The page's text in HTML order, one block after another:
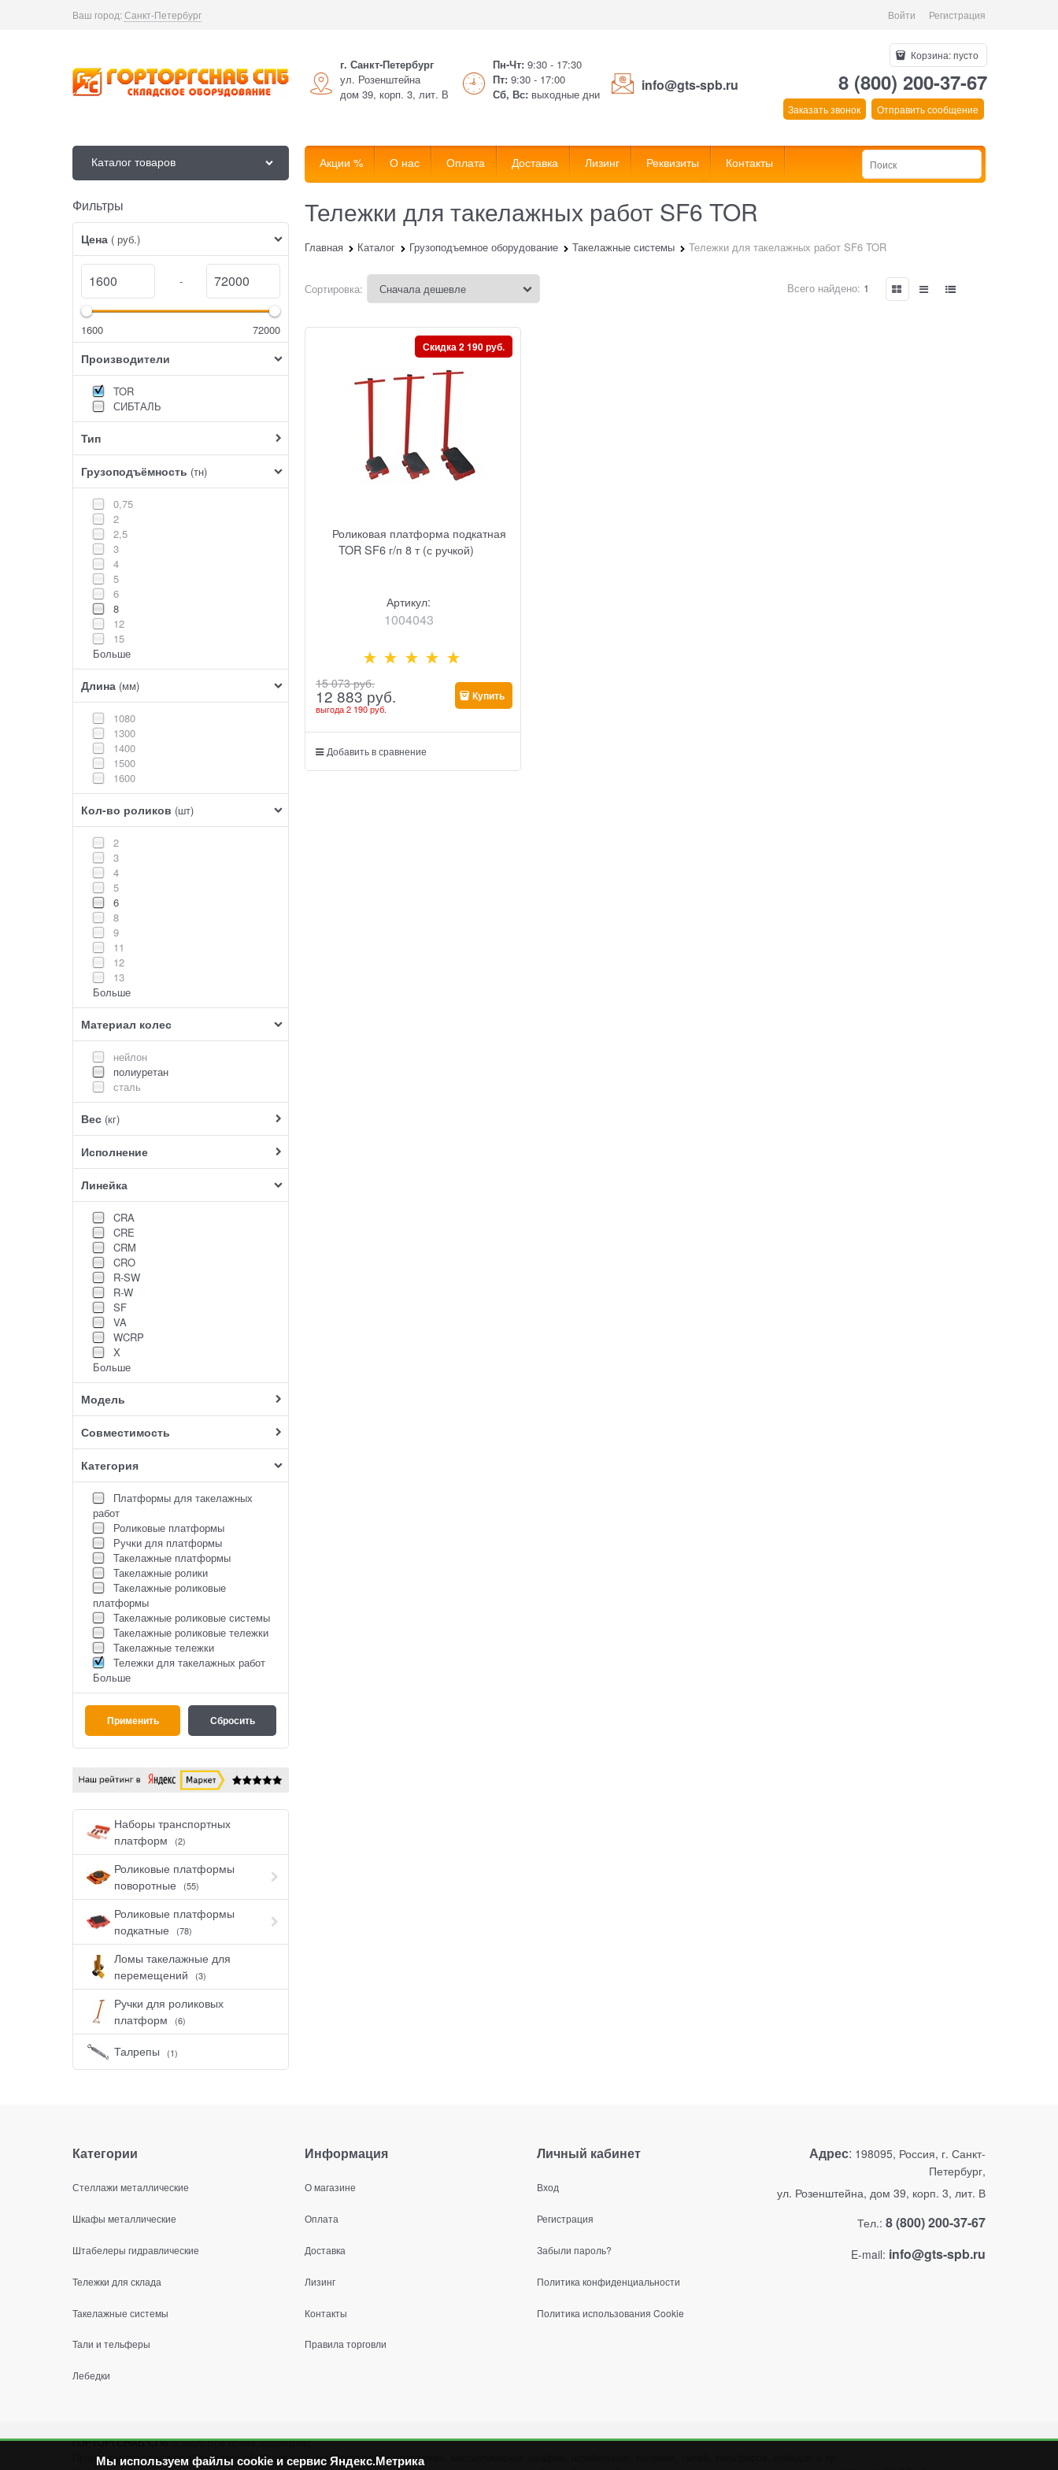
Ваш город:Санкт-Петербург Войти Регистрация
г. Санкт-Петербург
ул. Розенштейна
дом 39, корп. 3, лит. В
Пн-Чт: 9:30 - 17:30
Пт: 9:30 - 17:00
Сб, Вс: выходные дни
info@gts-spb.ru
Корзина:пусто
8 (800) 200-37-67
Заказать звонок Отправить сообщение
Каталог товаров Акции % О нас Оплата Доставка Лизинг Реквизиты Контакты
Наборы транспортных
платформ
(2)
Роликовые платформы
поворотные
(55)
Роликовые платформы
подкатные
(78)
Ломы такелажные для
перемещений
(3)
Ручки для роликовых
платформ
(6)
Талрепы (1)
Фильтры
Цена ( руб.)
-
1600 72000
Производители
TOR
СИБТАЛЬ
Тип
Грузоподъёмность (тн)
0,75
2
2,5
3
4
5
6
8
12
15
Больше
Длина (мм)
1080
1300
1400
1500
1600
Кол-во роликов (шт)
2
3
4
5
6
8
9
11
12
13
Больше
Материал колес
нейлон
полиуретан
сталь
Вес (кг)
Исполнение
Линейка
CRA
CRE
CRM
CRO
R-SW
R-W
SF
VA
WCRP
X
Больше
Модель
Совместимость
Категория
Платформы для такелажных
работ
Роликовые платформы
Ручки для платформы
Такелажные платформы
Такелажные ролики
Такелажные роликовые
платформы
Такелажные роликовые системы
Такелажные роликовые тележки
Такелажные тележки
Тележки для такелажных работ
Больше
Найдено товаров: Тележки для такелажных работ SF6 TOR
Главная Каталог Грузоподъемное оборудование Такелажные системы Тележки для такелажных работ SF6 TOR
Сортировка: Всего найдено: 1
Роликовая платформа подкатная
TOR SF6 г/п 8 т (с ручкой)
Артикул:
1004043
Скидка 2 190 руб.
15 073 руб.
12 883 руб.
выгода2 190 руб.
Купить
Добавить в сравнение
Категории
Стеллажи металлические
Шкафы металлические
Штабелеры гидравлические
Тележки для склада
Такелажные системы
Тали и тельферы
Лебедки
Информация
О магазине
Оплата
Доставка
Лизинг
Контакты
Правила торговли
Личный кабинет
Вход
Регистрация
Забыли пароль?
Политика конфиденциальности
Политика использования Cookie
Адрес: 198095, Россия, г. Санкт-
Петербург,
ул. Розенштейна, дом 39, корп. 3, лит. В
Тел.: 8 (800) 200-37-67
E-mail: info@gts-spb.ru
ГОРТОРГСНАБ СПб © 2026Все права защищены.
Производство продажа складского оборудования: металлических стеллажей, металлических шкафов, штабелеров, тележек, талей, тельферов, лебедок и пр.
Мы используем файлы cookie и сервис Яндекс.Метрика